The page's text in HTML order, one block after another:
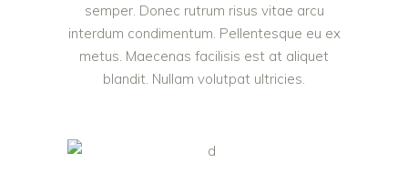
semper. Donec rutrum risus vitae arcu
interdum condimentum. Pellentesque eu ex
metus. Maecenas facilisis est at aliquet
blandit. Nullam volutpat ultricies.